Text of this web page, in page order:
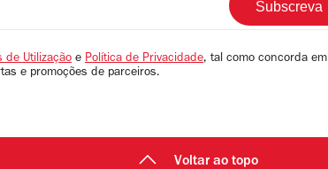
de Utilização e Política de Privacidade, tal como concorda em
e promoções de parceiros.
Voltar ao topo